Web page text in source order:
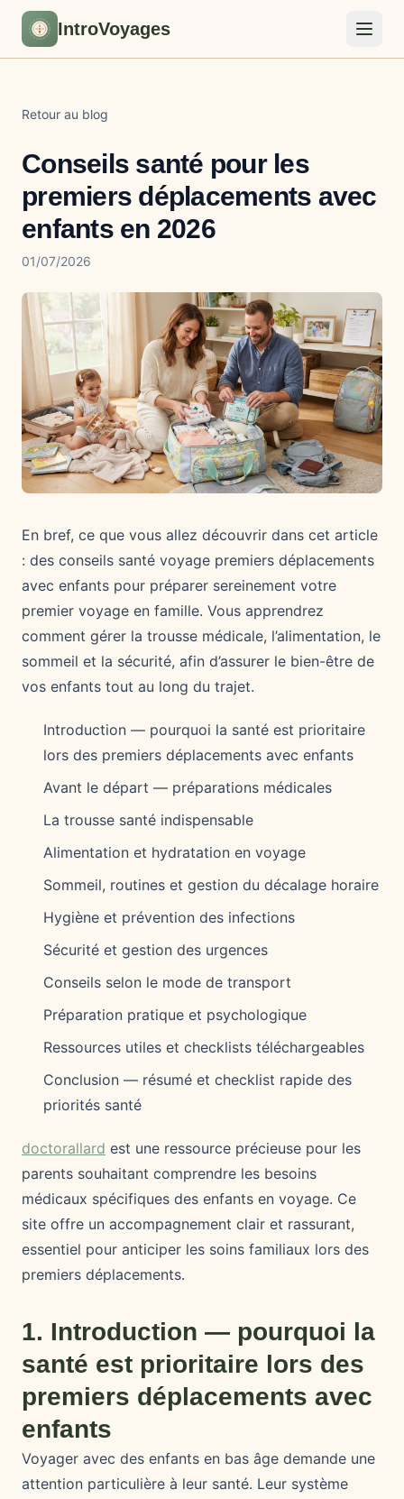
IntroVoyages
Retour au blog
Conseils santé pour les
premiers déplacements avec
enfants en 2026
01/07/2026
En bref, ce que vous allez découvrir dans cet article
: des conseils santé voyage premiers déplacements
avec enfants pour préparer sereinement votre
premier voyage en famille. Vous apprendrez
comment gérer la trousse médicale, l’alimentation, le
sommeil et la sécurité, afin d’assurer le bien-être de
vos enfants tout au long du trajet.
Introduction — pourquoi la santé est prioritaire
lors des premiers déplacements avec enfants
Avant le départ — préparations médicales
La trousse santé indispensable
Alimentation et hydratation en voyage
Sommeil, routines et gestion du décalage horaire
Hygiène et prévention des infections
Sécurité et gestion des urgences
Conseils selon le mode de transport
Préparation pratique et psychologique
Ressources utiles et checklists téléchargeables
Conclusion — résumé et checklist rapide des
priorités santé
doctorallard est une ressource précieuse pour les
parents souhaitant comprendre les besoins
médicaux spécifiques des enfants en voyage. Ce
site offre un accompagnement clair et rassurant,
essentiel pour anticiper les soins familiaux lors des
premiers déplacements.
1. Introduction — pourquoi la
santé est prioritaire lors des
premiers déplacements avec
enfants
Voyager avec des enfants en bas âge demande une
attention particulière à leur santé. Leur système